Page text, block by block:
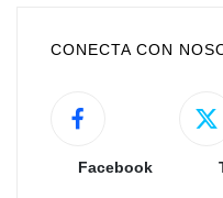
CONECTA CON
Facebook